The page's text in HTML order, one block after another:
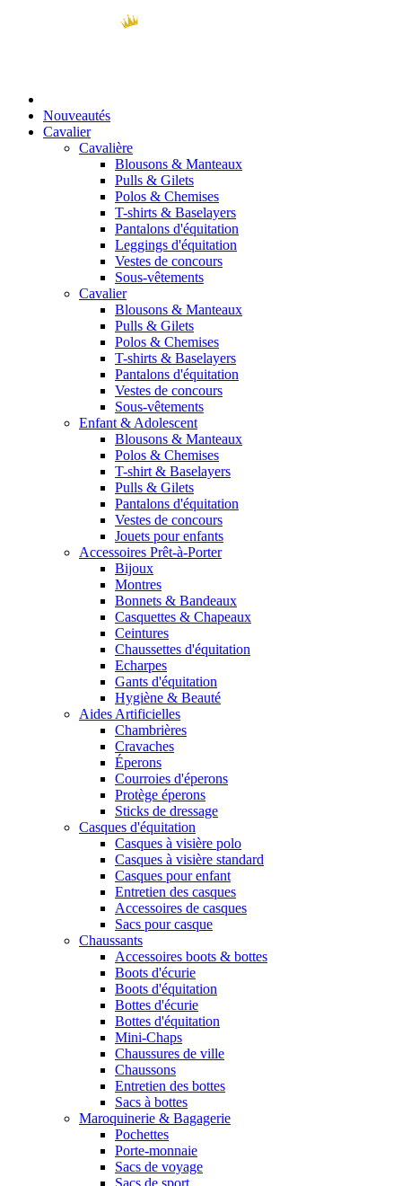
Nouveautés
Cavalier
Cavalière
Blousons & Manteaux
Pulls & Gilets
Polos & Chemises
T-shirts & Baselayers
Pantalons d'équitation
Leggings d'équitation
Vestes de concours
Sous-vêtements
Cavalier
Blousons & Manteaux
Pulls & Gilets
Polos & Chemises
T-shirts & Baselayers
Pantalons d'équitation
Vestes de concours
Sous-vêtements
Enfant & Adolescent
Blousons & Manteaux
Polos & Chemises
T-shirt & Baselayers
Pulls & Gilets
Pantalons d'équitation
Vestes de concours
Jouets pour enfants
Accessoires Prêt-à-Porter
Bijoux
Montres
Bonnets & Bandeaux
Casquettes & Chapeaux
Ceintures
Chaussettes d'équitation
Echarpes
Gants d'équitation
Hygiène & Beauté
Aides Artificielles
Chambrières
Cravaches
Éperons
Courroies d'éperons
Protège éperons
Sticks de dressage
Casques d'équitation
Casques à visière polo
Casques à visière standard
Casques pour enfant
Entretien des casques
Accessoires de casques
Sacs pour casque
Chaussants
Accessoires boots & bottes
Boots d'écurie
Boots d'équitation
Bottes d'écurie
Bottes d'équitation
Mini-Chaps
Chaussures de ville
Chaussons
Entretien des bottes
Sacs à bottes
Maroquinerie & Bagagerie
Pochettes
Porte-monnaie
Sacs de voyage
Sacs de sport